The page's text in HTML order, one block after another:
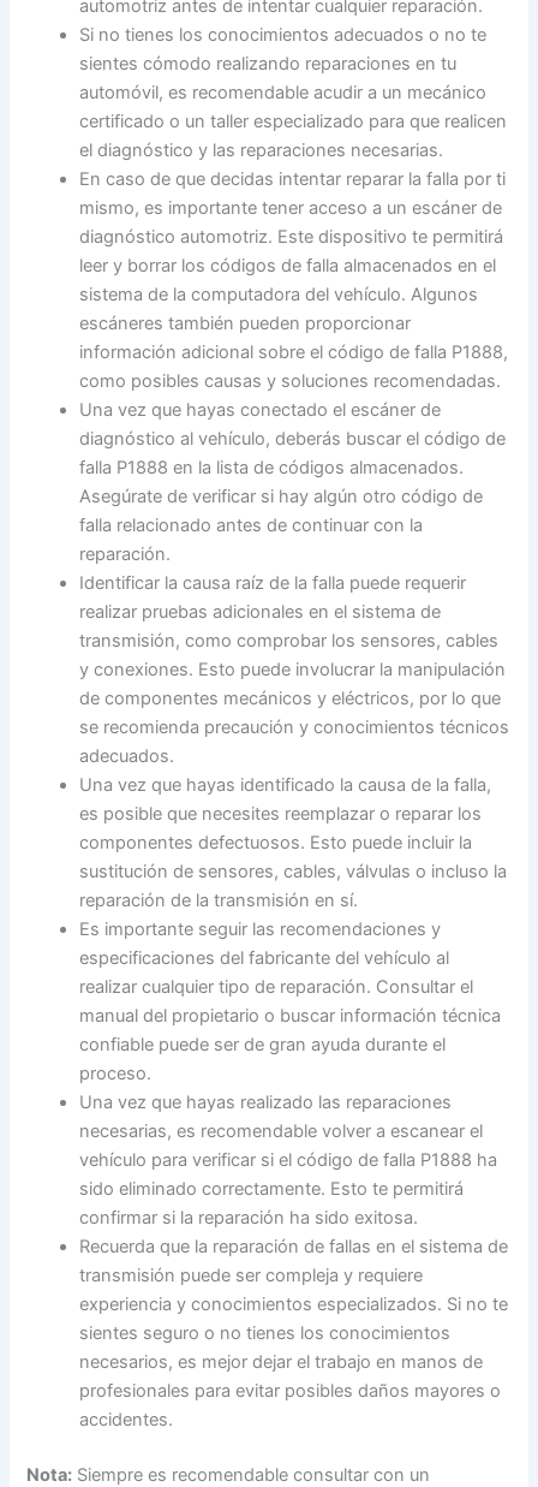
automotriz antes de intentar cualquier reparación.
Si no tienes los conocimientos adecuados o no te
sientes cómodo realizando reparaciones en tu
automóvil, es recomendable acudir a un mecánico
certificado o un taller especializado para que realicen
el diagnóstico y las reparaciones necesarias.
En caso de que decidas intentar reparar la falla por ti
mismo, es importante tener acceso a un escáner de
diagnóstico automotriz. Este dispositivo te permitirá
leer y borrar los códigos de falla almacenados en el
sistema de la computadora del vehículo. Algunos
escáneres también pueden proporcionar
información adicional sobre el código de falla P1888,
como posibles causas y soluciones recomendadas.
Una vez que hayas conectado el escáner de
diagnóstico al vehículo, deberás buscar el código de
falla P1888 en la lista de códigos almacenados.
Asegúrate de verificar si hay algún otro código de
falla relacionado antes de continuar con la
reparación.
Identificar la causa raíz de la falla puede requerir
realizar pruebas adicionales en el sistema de
transmisión, como comprobar los sensores, cables
y conexiones. Esto puede involucrar la manipulación
de componentes mecánicos y eléctricos, por lo que
se recomienda precaución y conocimientos técnicos
adecuados.
Una vez que hayas identificado la causa de la falla,
es posible que necesites reemplazar o reparar los
componentes defectuosos. Esto puede incluir la
sustitución de sensores, cables, válvulas o incluso la
reparación de la transmisión en sí.
Es importante seguir las recomendaciones y
especificaciones del fabricante del vehículo al
realizar cualquier tipo de reparación. Consultar el
manual del propietario o buscar información técnica
confiable puede ser de gran ayuda durante el
proceso.
Una vez que hayas realizado las reparaciones
necesarias, es recomendable volver a escanear el
vehículo para verificar si el código de falla P1888 ha
sido eliminado correctamente. Esto te permitirá
confirmar si la reparación ha sido exitosa.
Recuerda que la reparación de fallas en el sistema de
transmisión puede ser compleja y requiere
experiencia y conocimientos especializados. Si no te
sientes seguro o no tienes los conocimientos
necesarios, es mejor dejar el trabajo en manos de
profesionales para evitar posibles daños mayores o
accidentes.
Nota: Siempre es recomendable consultar con un